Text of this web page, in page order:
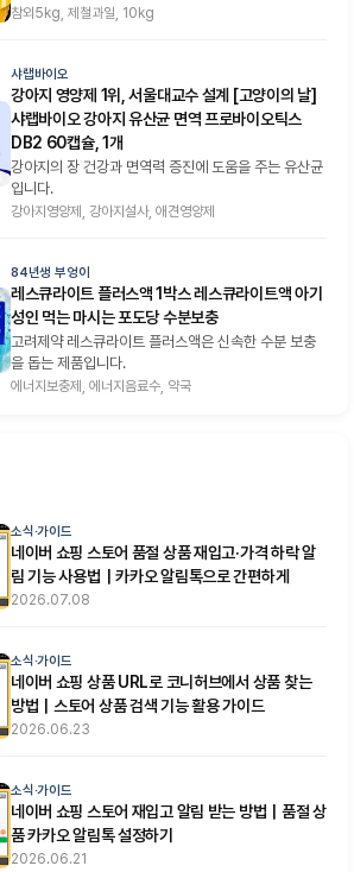
참외5kg, 제철과일, 10kg
샤랩바이오
강아지 영양제 1위, 서울대교수 설계 [고양이의 날]
샤랩바이오 강아지 유산균 면역 프로바이오틱스
DB2 60캡슐, 1개
강아지의 장 건강과 면역력 증진에 도움을 주는 유산균
입니다.
강아지영양제, 강아지설사, 애견영양제
84년생 부엉이
레스큐라이트 플러스액 1박스 레스큐라이트액 아기
성인 먹는 마시는 포도당 수분보충
고려제약 레스큐라이트 플러스액은 신속한 수분 보충
을 돕는 제품입니다.
에너지보충제, 에너지음료수, 약국
소식·가이드
네이버 쇼핑 스토어 품절 상품 재입고·가격 하락 알
림 기능 사용법｜카카오 알림톡으로 간편하게
2026.07.08
소식·가이드
네이버 쇼핑 상품 URL로 코니허브에서 상품 찾는
방법｜스토어 상품 검색 기능 활용 가이드
2026.06.23
소식·가이드
네이버 쇼핑 스토어 재입고 알림 받는 방법｜품절 상
품 카카오 알림톡 설정하기
2026.06.21